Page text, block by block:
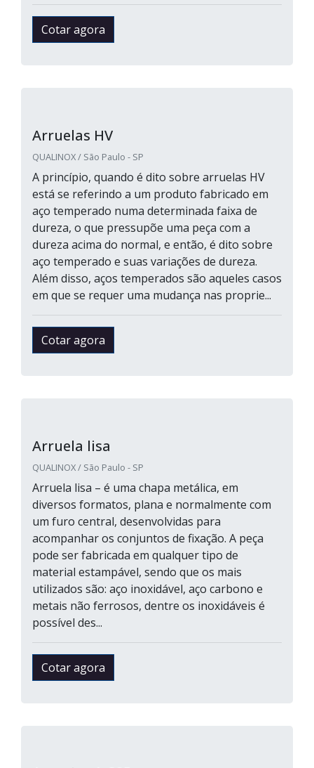
Cotar agora
Arruelas HV
QUALINOX / São Paulo - SP
A princípio, quando é dito sobre arruelas HV
está se referindo a um produto fabricado em
aço temperado numa determinada faixa de
dureza, o que pressupõe uma peça com a
dureza acima do normal, e então, é dito sobre
aço temperado e suas variações de dureza.
Além disso, aços temperados são aqueles casos
em que se requer uma mudança nas proprie...
Cotar agora
Arruela lisa
QUALINOX / São Paulo - SP
Arruela lisa – é uma chapa metálica, em
diversos formatos, plana e normalmente com
um furo central, desenvolvidas para
acompanhar os conjuntos de fixação. A peça
pode ser fabricada em qualquer tipo de
material estampável, sendo que os mais
utilizados são: aço inoxidável, aço carbono e
metais não ferrosos, dentre os inoxidáveis é
possível des...
Cotar agora